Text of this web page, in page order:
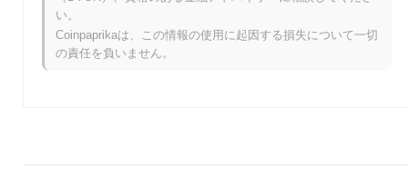
過去7日間で、Rupee Standardは0.00%上昇し、0.33%の上昇を記
録した全体の暗号市場を下回っています。これは、より広範な市
場のモメンタムと比較して、RSSの価格アクションにおける一時
い。
Coinpaprikaは、この情報の使用に起因する損失について一切
の責任を負いません。